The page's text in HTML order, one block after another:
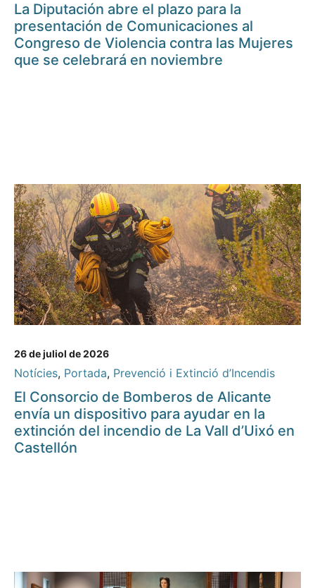
La Diputación abre el plazo para la
presentación de Comunicaciones al
Congreso de Violencia contra las Mujeres
que se celebrará en noviembre
26 de juliol de 2026
Notícies, Portada, Prevenció i Extinció d’Incendis
El Consorcio de Bomberos de Alicante
envía un dispositivo para ayudar en la
extinción del incendio de La Vall d’Uixó en
Castellón